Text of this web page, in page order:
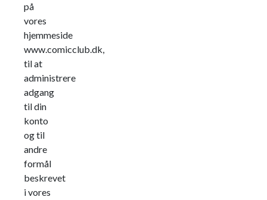
på
vores
hjemmeside
www.comicclub.dk,
til at
administrere
adgang
til din
konto
og til
andre
formål
beskrevet
i vores